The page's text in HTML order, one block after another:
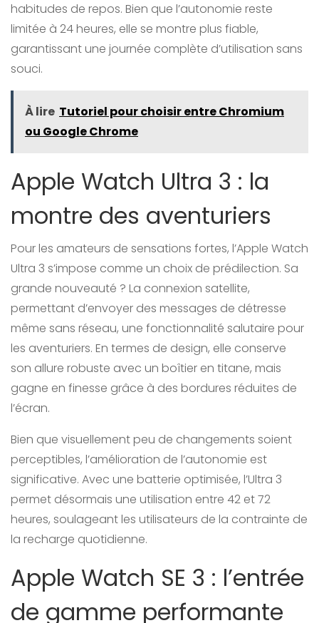
habitudes de repos. Bien que l’autonomie reste
limitée à 24 heures, elle se montre plus fiable,
garantissant une journée complète d’utilisation sans
souci.
À lire Tutoriel pour choisir entre Chromium
ou Google Chrome
Apple Watch Ultra 3 : la
montre des aventuriers
Pour les amateurs de sensations fortes, l’Apple Watch
Ultra 3 s’impose comme un choix de prédilection. Sa
grande nouveauté ? La connexion satellite,
permettant d’envoyer des messages de détresse
même sans réseau, une fonctionnalité salutaire pour
les aventuriers. En termes de design, elle conserve
son allure robuste avec un boîtier en titane, mais
gagne en finesse grâce à des bordures réduites de
l’écran.
Bien que visuellement peu de changements soient
perceptibles, l’amélioration de l’autonomie est
significative. Avec une batterie optimisée, l’Ultra 3
permet désormais une utilisation entre 42 et 72
heures, soulageant les utilisateurs de la contrainte de
la recharge quotidienne.
Apple Watch SE 3 : l’entrée
de gamme performante